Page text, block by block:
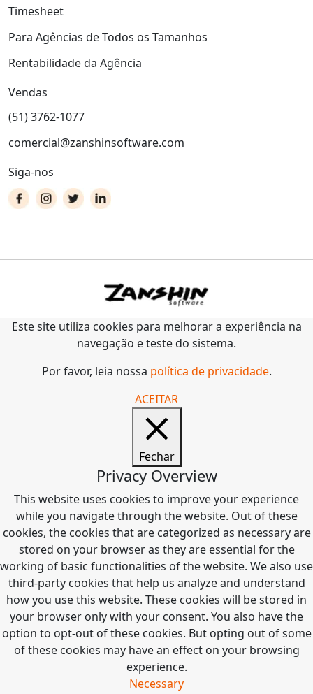
Timesheet
Para Agências de Todos os Tamanhos
Rentabilidade da Agência
Vendas
(51) 3762-1077
comercial@zanshinsoftware.com
Siga-nos
Este site utiliza cookies para melhorar a experiência na
navegação e teste do sistema.
Por favor, leia nossa política de privacidade.
ACEITAR
Fechar
Privacy Overview
This website uses cookies to improve your experience
while you navigate through the website. Out of these
cookies, the cookies that are categorized as necessary are
stored on your browser as they are essential for the
working of basic functionalities of the website. We also use
third-party cookies that help us analyze and understand
how you use this website. These cookies will be stored in
your browser only with your consent. You also have the
option to opt-out of these cookies. But opting out of some
of these cookies may have an effect on your browsing
experience.
Necessary